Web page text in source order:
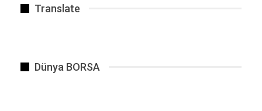
Translate
Dünya BORSA